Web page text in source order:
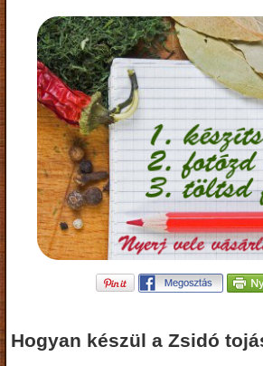
Hogyan készül a Zsidó